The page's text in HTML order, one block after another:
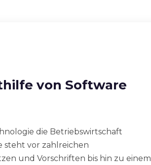
von Software
die Betriebswirtschaft
vor zahlreichen
und Vorschriften bis hin zu einem